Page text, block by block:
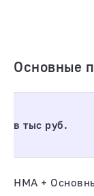
Основные
в тыс руб.
НМА +